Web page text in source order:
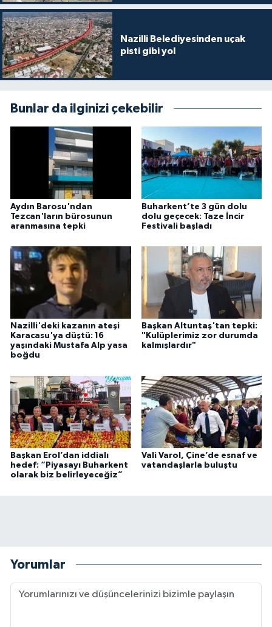
Nazilli Belediyesinden uçak
pisti gibi yol
Bunlar da ilginizi çekebilir
Aydın Barosu'ndan
Tezcan'ların bürosunun
aranmasına tepki
Buharkent’te 3 gün dolu
dolu geçecek: Taze İncir
Festivali başladı
Nazilli'deki kazanın ateşi
Karacasu'ya düştü: 16
yaşındaki Mustafa Alp yasa
boğdu
Başkan Altuntaş'tan tepki:
"Kulüplerimiz zor durumda
kalmışlardır"
Başkan Erol’dan iddialı
hedef: “Piyasayı Buharkent
olarak biz belirleyeceğiz”
Vali Varol, Çine’de esnaf ve
vatandaşlarla buluştu
Yorumlar